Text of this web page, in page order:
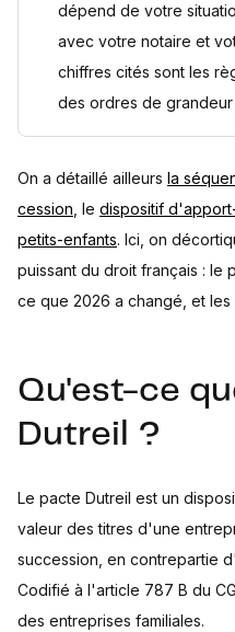
dépend de votre
avec votre notaire et
chiffres cités sont les
des ordres de
On a détaillé ailleurs la
cession , le dispositif
petits-enfants. Ici, on
puissant du droit français : le
ce que 2026 a changé, et
Qu'est-ce
Dutreil ?
Le pacte Dutreil est un
valeur des titres d'une
succession, en contrepartie
Codifié à l'article 787 B du
des entreprises familiales.